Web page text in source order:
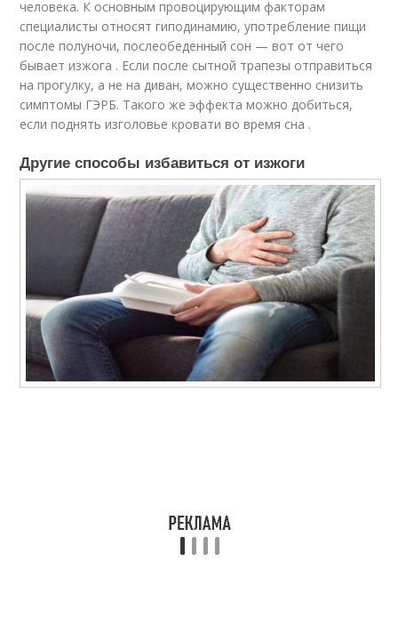
человека. К основным провоцирующим факторам
специалисты относят гиподинамию, употребление пищи
после полуночи, послеобеденный сон — вот от чего
бывает изжога . Если после сытной трапезы отправиться
на прогулку, а не на диван, можно существенно снизить
симптомы ГЭРБ. Такого же эффекта можно добиться,
если поднять изголовье кровати во время сна .
Другие способы избавиться от изжоги